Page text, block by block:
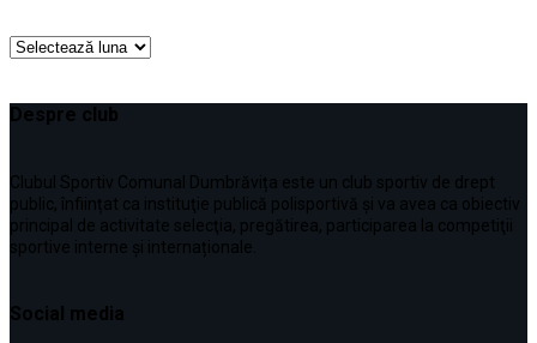
Archive
Despre club
Clubul Sportiv Comunal Dumbrăvița este un club sportiv de drept
public, înființat ca instituţie publică polisportivă și va avea ca obiectiv
principal de activitate selecţia, pregătirea, participarea la competiţii
sportive interne şi internaționale.
Social media